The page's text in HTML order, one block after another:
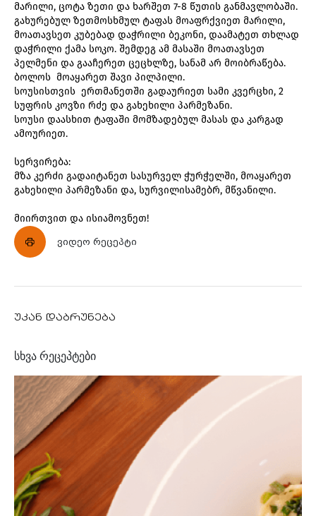
მარილი, ცოტა ზეთი და ხარშეთ 7-8 წუთის განმავლობაში.
გახურებულ ზეთმოსხმულ ტაფას მოაფრქვიეთ მარილი,
მოათავსეთ კუბებად დაჭრილი ბეკონი, დაამატეთ თხლად
დაჭრილი ქამა სოკო. შემდეგ ამ მასაში მოათავსეთ
პელმენი და გააჩერეთ ცეცხლზე, სანამ არ მოიბრაწება.
ბოლოს  მოაყარეთ შავი პილპილი.
სოუსისთვის  ერთმანეთში გადაურიეთ სამი კვერცხი, 2
სუფრის კოვზი რძე და გახეხილი პარმეზანი.
სოუსი დაასხით ტაფაში მომზადებულ მასას და კარგად
ამოურიეთ.
სერვირება:
მზა კერძი გადაიტანეთ სასურველ ჭურჭელში, მოაყარეთ
გახეხილი პარმეზანი და, სურვილისამებრ, მწვანილი.
მიირთვით და ისიამოვნეთ!
ვიდეო რეცეპტი
უკან დაბრუნება
სხვა რეცეპტები